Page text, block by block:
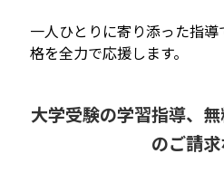
一人ひとりに寄り添った指
格を全力で応援します。
大学受験の学習指導、
のご請